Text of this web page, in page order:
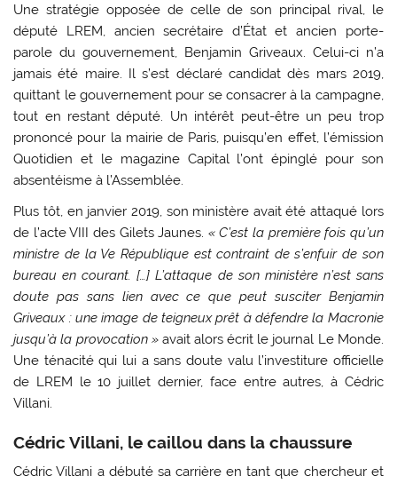
Une stratégie opposée de celle de son principal rival, le
député LREM, ancien secrétaire d’État et ancien porte-
parole du gouvernement, Benjamin Griveaux. Celui-ci n’a
jamais été maire. Il s’est déclaré candidat dès mars 2019,
quittant le gouvernement pour se consacrer à la campagne,
tout en restant député. Un intérêt peut-être un peu trop
prononcé pour la mairie de Paris, puisqu’en effet, l’émission
Quotidien et le magazine Capital l’ont épinglé pour son
absentéisme à l’Assemblée.
Plus tôt, en janvier 2019, son ministère avait été attaqué lors
de l’acte VIII des Gilets Jaunes. « C’est la première fois qu’un
ministre de la Ve République est contraint de s’enfuir de son
bureau en courant. […] L’attaque de son ministère n’est sans
doute pas sans lien avec ce que peut susciter Benjamin
Griveaux : une image de teigneux prêt à défendre la Macronie
jusqu’à la provocation » avait alors écrit le journal Le Monde.
Une ténacité qui lui a sans doute valu l’investiture officielle
de LREM le 10 juillet dernier, face entre autres, à Cédric
Villani.
Cédric Villani, le caillou dans la chaussure
Cédric Villani a débuté sa carrière en tant que chercheur et